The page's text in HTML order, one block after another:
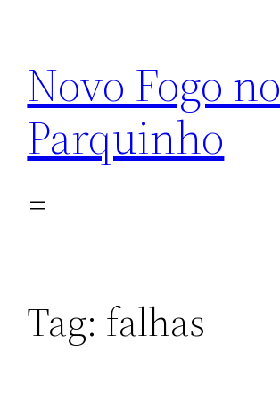
conteúdo
Novo Fogo no
Parquinho
Tag: falhas